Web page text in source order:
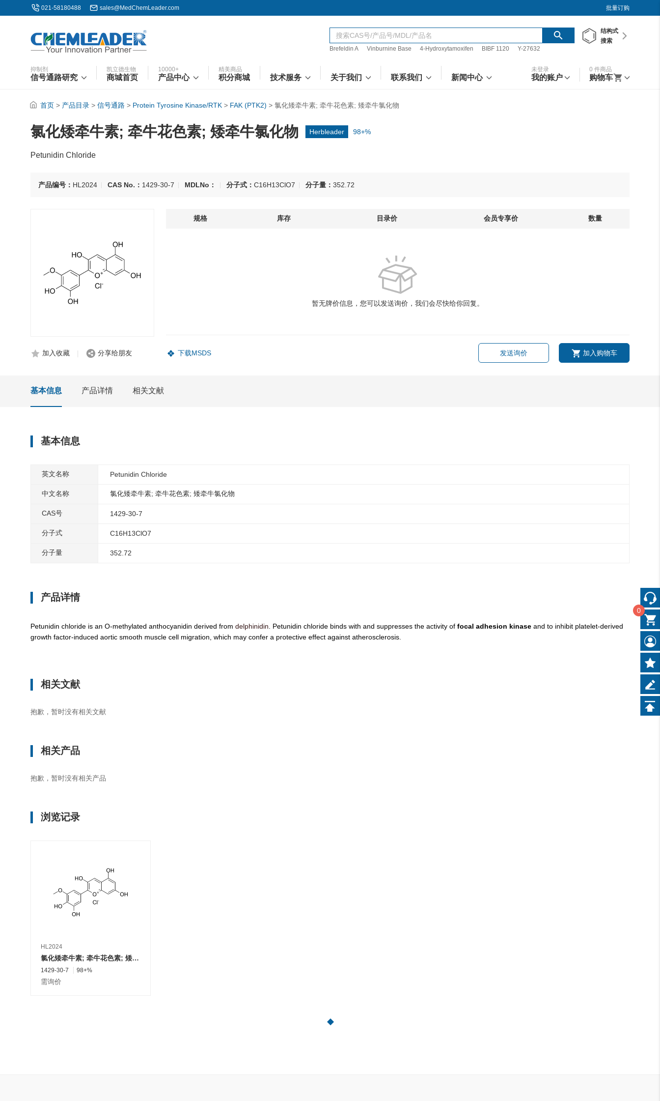
021-58180488 sales@MedChemLeader.com 批量订购
结构式
搜索
Brefeldin A
Vinburnine Base 4-Hydroxytamoxifen BIBF 1120 Y-27632
抑制剂
信号通路研究
凯立德生物
商城首页
10000+
产品中心
精美商品
积分商城 技术服务 关于我们 联系我们 新闻中心
未登录
我的账户
0 件商品
购物车
首页 > 产品目录 > 信号通路 > Protein Tyrosine Kinase/RTK > FAK (PTK2) > 氯化矮牵牛素; 牵牛花色素; 矮牵牛氯化物
氯化矮牵牛素; 牵牛花色素; 矮牵牛氯化物 Herbleader 98+%
Petunidin Chloride
产品编号： HL2024 CAS No.： 1429-30-7 MDLNo： 分子式： C16H13ClO7 分子量： 352.72
加入收藏 分享给朋友
规格 库存 目录价 会员专享价 数量
暂无牌价信息，您可以发送询价，我们会尽快给你回复。
下载MSDS 发送询价 加入购物车
基本信息 产品详情 相关文献
基本信息
英文名称 Petunidin Chloride
中文名称 氯化矮牵牛素; 牵牛花色素; 矮牵牛氯化物
CAS号 1429-30-7
分子式 C16H13ClO7
分子量 352.72
产品详情
Petunidin chloride is an O-methylated anthocyanidin derived from delphinidin. Petunidin chloride binds with and suppresses the activity of focal adhesion kinase and to inhibit platelet-derived
growth factor-induced aortic smooth muscle cell migration, which may confer a protective effect against atherosclerosis.
相关文献
抱歉，暂时没有相关文献
相关产品
抱歉，暂时没有相关产品
浏览记录
HL2024
氯化矮牵牛素; 牵牛花色素; 矮牵牛氯化物
1429-30-7 98+%
需询价
0